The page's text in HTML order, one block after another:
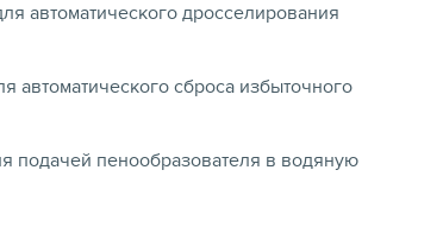
автоматического дросселирования
автоматического сброса избыточного
подачей пенообразователя в водяную